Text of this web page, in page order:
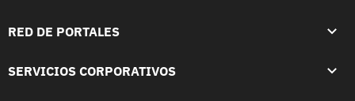
RED DE PORTALES
SERVICIOS CORPORATIVOS